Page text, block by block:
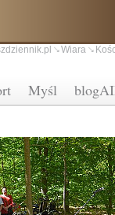
Myśl
Wiara